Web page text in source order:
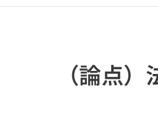
（論点